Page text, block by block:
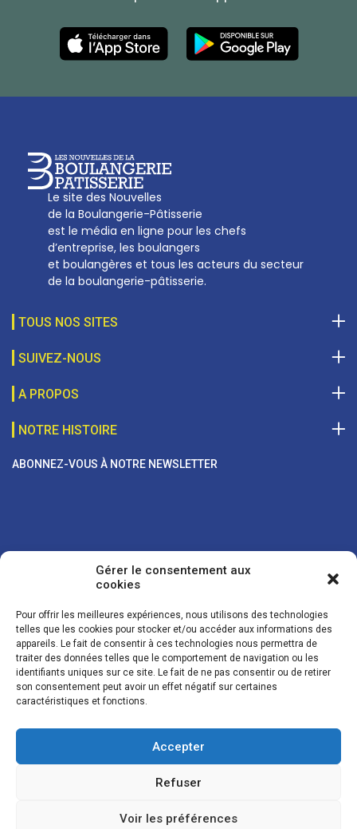
Gérer le consentement aux
cookies
Pour offrir les meilleures expériences, nous utilisons des technologies
telles que les cookies pour stocker et/ou accéder aux informations des
appareils. Le fait de consentir à ces technologies nous permettra de
traiter des données telles que le comportement de navigation ou les
identifiants uniques sur ce site. Le fait de ne pas consentir ou de retirer
son consentement peut avoir un effet négatif sur certaines
caractéristiques et fonctions.
Accepter
Refuser
Voir les préférences
Le site des Nouvelles
de la Boulangerie-Pâtisserie
est le média en ligne pour les chefs
d’entreprise, les boulangers
et boulangères et tous les acteurs du secteur
de la boulangerie-pâtisserie.
TOUS NOS SITES
SUIVEZ-NOUS
A PROPOS
Les Nouvelles de la Boulangerie-Pâtisserie Française
27, av d’Eylau - 75782 Paris Cédex 16
01 53 70 16 25
NOTRE HISTOIRE
ABONNEZ-VOUS À NOTRE NEWSLETTER
Vos coordonnées sont uniquement utilisées pour vous envoyer des
lettres d'information sur nos activités. Vous pouvez à tout moment
utiliser le lien de désinscription figurant dans la lettre d'information.
© LES NOUVELLES DE LA BOULANGERIE - Tous droits réservés - Réalisation :
Josh Digital
Mentions légales